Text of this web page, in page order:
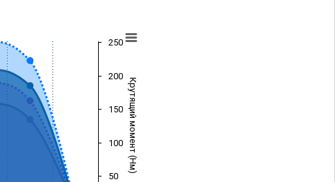
Крутящий момент (Нм)
50
100
150
200
250